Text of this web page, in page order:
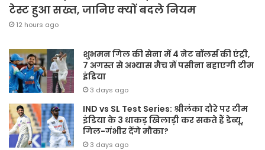
टेस्ट हुआ सख्त, जानिए क्यों बदले नियम
12 hours ago
शुभमन गिल की सेना में 4 नेट बॉलर्स की एंट्री,
7 अगस्त से अभ्यास मैच में पसीना बहाएगी टीम
इंडिया
3 days ago
IND vs SL Test Series: श्रीलंका दौरे पर टीम
इंडिया के 3 धाकड़ खिलाड़ी कर सकते हैं डेब्यू,
गिल-गंभीर देंगे मौका?
3 days ago